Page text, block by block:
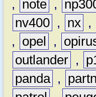
,
note ,
nv400 , nx ,
,
opel ,
outlander ,
panda ,